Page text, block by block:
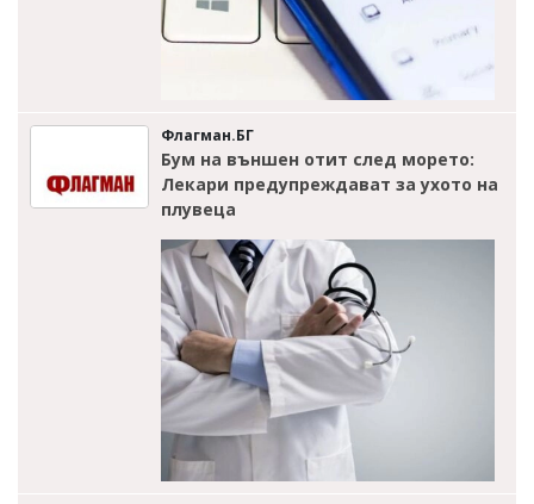
Флагман.БГ
Бум на външен отит след морето:
Лекари предупреждават за ухото на
плувеца